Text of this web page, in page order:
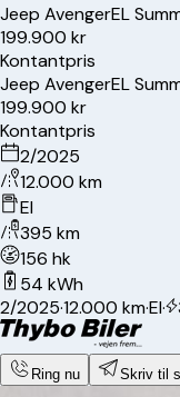
Jeep AvengerEL
199.900 kr
Kontantpris
Jeep AvengerEL
199.900 kr
Kontantpris
2/2025
12.000 km
El
395 km
156 hk
54 kWh
2/2025·12.000 km·El·
Ring nu Skriv til